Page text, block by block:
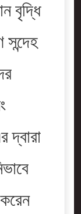
বৃদ্ধি